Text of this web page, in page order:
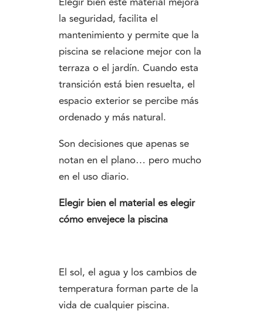
la seguridad, facilita el
mantenimiento y permite que la
piscina se relacione mejor con la
terraza o el jardín. Cuando esta
transición está bien resuelta, el
espacio exterior se percibe más
ordenado y más natural.
Son decisiones que apenas se
notan en el plano… pero mucho
en el uso diario.
Elegir bien el material es elegir
cómo envejece la piscina
El sol, el agua y los cambios de
temperatura forman parte de la
vida de cualquier piscina.